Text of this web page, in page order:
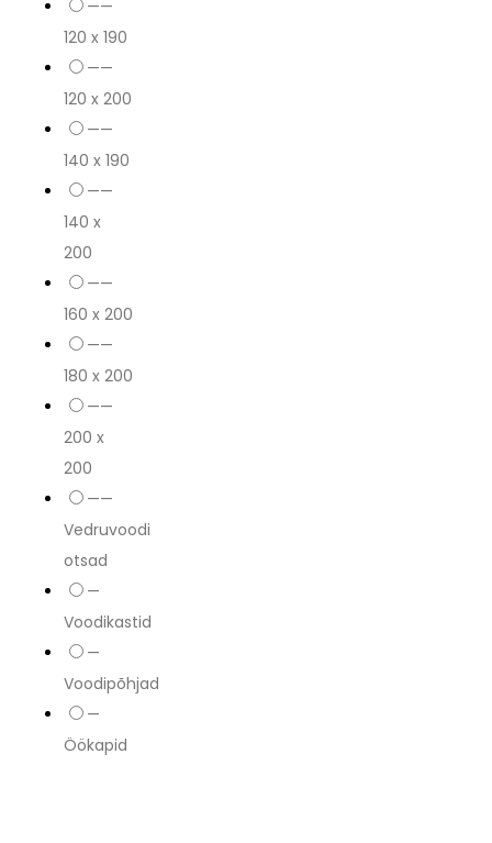
——
120 x 190
——
120 x 200
——
140 x 190
——
140 x
200
——
160 x 200
——
180 x 200
——
200 x
200
——
Vedruvoodi
otsad
—
Voodikastid
—
Voodipõhjad
—
Öökapid